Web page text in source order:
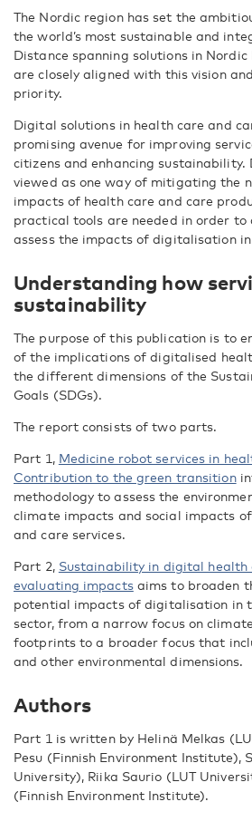
The Nordic region has set the
the world’s most sustainable and
Distance spanning solutions in
are closely aligned with this vision
priority.
Digital solutions in health care and
promising avenue for improving
citizens and enhancing
viewed as one way of mitigating the
impacts of health care and care
practical tools are needed in order to
assess the impacts of digitalisation
Understanding how
sustainability
The purpose of this publication is to
of the implications of digitalised
the different dimensions of the
Goals (SDGs).
The report consists of two parts.
Part 1, Medicine robot services in
Contribution to the green transition
methodology to assess the
climate impacts and social impacts
and care services.
Part 2, Sustainability in digital health
evaluating impactsaims to broaden
potential impacts of digitalisation in
sector, from a narrow focus on
footprints to a broader focus that
and other environmental dimensions.
Authors
Part 1 is written by Helinä Melkas
Pesu (Finnish Environment Institute),
University), Riika Saurio (LUT
(Finnish Environment Institute).